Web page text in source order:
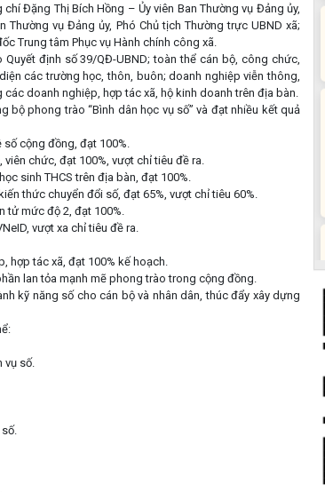
Đặng Thị Bích Hồng – Ủy viên Ban Thường vụ Đảng ủy,
Thường vụ Đảng ủy, Phó Chủ tịch Thường trực UBND xã;
Trung tâm Phục vụ Hành chính công xã.
định số 39/QĐ-UBND; toàn thể cán bộ, công chức,
các trường học, thôn, buôn; doanh nghiệp viễn thông,
doanh nghiệp, hợp tác xã, hộ kinh doanh trên địa bàn.
bộ phong trào “Bình dân học vụ số” và đạt nhiều kết quả
số cộng đồng, đạt 100%.
chức, đạt 100%, vượt chỉ tiêu đề ra.
sinh THCS trên địa bàn, đạt 100%.
thức chuyển đổi số, đạt 65%, vượt chỉ tiêu 60%.
tử mức độ 2, đạt 100%.
vượt xa chỉ tiêu đề ra.
hợp tác xã, đạt 100% kế hoạch.
lan tỏa mạnh mẽ phong trào trong cộng đồng.
kỹ năng số cho cán bộ và nhân dân, thúc đẩy xây dựng
vụ số.